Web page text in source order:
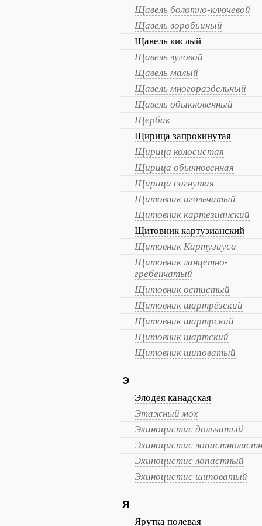
Щавель болотно-ключевой
Щавель воробьиный
Щавель кислый
Щавель луговой
Щавель малый
Щавель многораздельный
Щавель обыкновенный
Щербак
Щирица запрокинутая
Щирица колосистая
Щирица обыкновенная
Щирица согнутая
Щитовник игольчатый
Щитовник картезианский
Щитовник картузианский
Щитовник Картузиуса
Щитовник ланцетно-
гребенчатый
Щитовник остистый
Щитовник шартрёзский
Щитовник шартрский
Щитовник шартский
Щитовник шиповатый
Э
Элодея канадская
Этажный мох
Эхиноцистис дольчатый
Эхиноцистис
Эхиноцистис лопастный
Эхиноцистис шиповатый
Я
Ярутка полевая